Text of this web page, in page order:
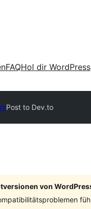
FAQHol dir WordPress
Post to Dev.to
von